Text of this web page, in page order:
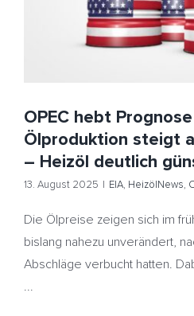
EIA HeizölNews OPEC
OPEC hebt
Ölproduktion steigt
– Heizöl deutlich
13. August 2025 | EIA, HeizölNews,
Die Ölpreise zeigen sich im
bislang nahezu unverändert,
Abschläge verbucht hatten.
...